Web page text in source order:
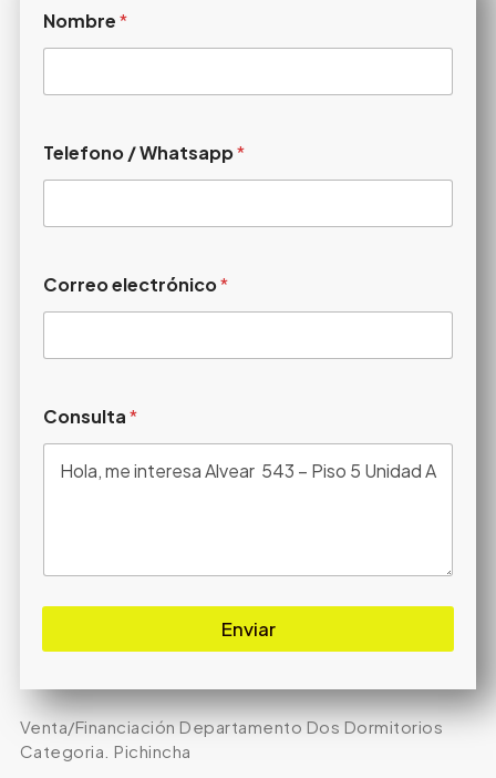
Nombre*
Telefono / Whatsapp*
Correo electrónico*
Consulta*
Enviar
Venta/Financiación Departamento Dos Dormitorios
Categoria. Pichincha